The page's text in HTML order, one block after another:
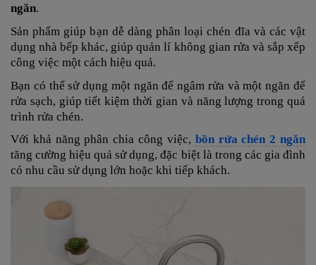
ngăn.
Sản phẩm giúp bạn dễ dàng phân loại chén đĩa và các vật
dụng nhà bếp khác, giúp quản lí không gian rửa và sắp xếp
công việc một cách hiệu quả.
Bạn có thể sử dụng một ngăn để ngâm rửa và một ngăn để
rửa sạch, giúp tiết kiệm thời gian và năng lượng trong quá
trình rửa chén.
Với khả năng phân chia công việc, bồn rửa chén 2 ngăn
tăng cường hiệu quả sử dụng, đặc biệt là trong các gia đình
có nhu cầu sử dụng lớn hoặc khi tiếp khách.